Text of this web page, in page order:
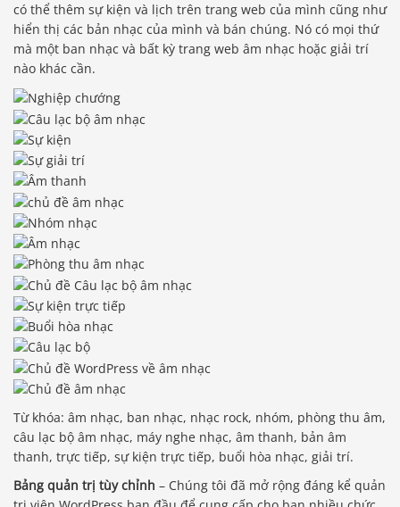
có thể thêm sự kiện và lịch trên trang web của mình cũng như
hiển thị các bản nhạc của mình và bán chúng. Nó có mọi thứ
mà một ban nhạc và bất kỳ trang web âm nhạc hoặc giải trí
nào khác cần.
Từ khóa: âm nhạc, ban nhạc, nhạc rock, nhóm, phòng thu âm,
câu lạc bộ âm nhạc, máy nghe nhạc, âm thanh, bản âm
thanh, trực tiếp, sự kiện trực tiếp, buổi hòa nhạc, giải trí.
Bảng quản trị tùy chỉnh – Chúng tôi đã mở rộng đáng kể quản